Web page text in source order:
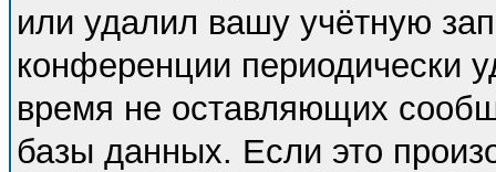
или удалил вашу учётную
конференции периодически
время не оставляющих
базы данных. Если это